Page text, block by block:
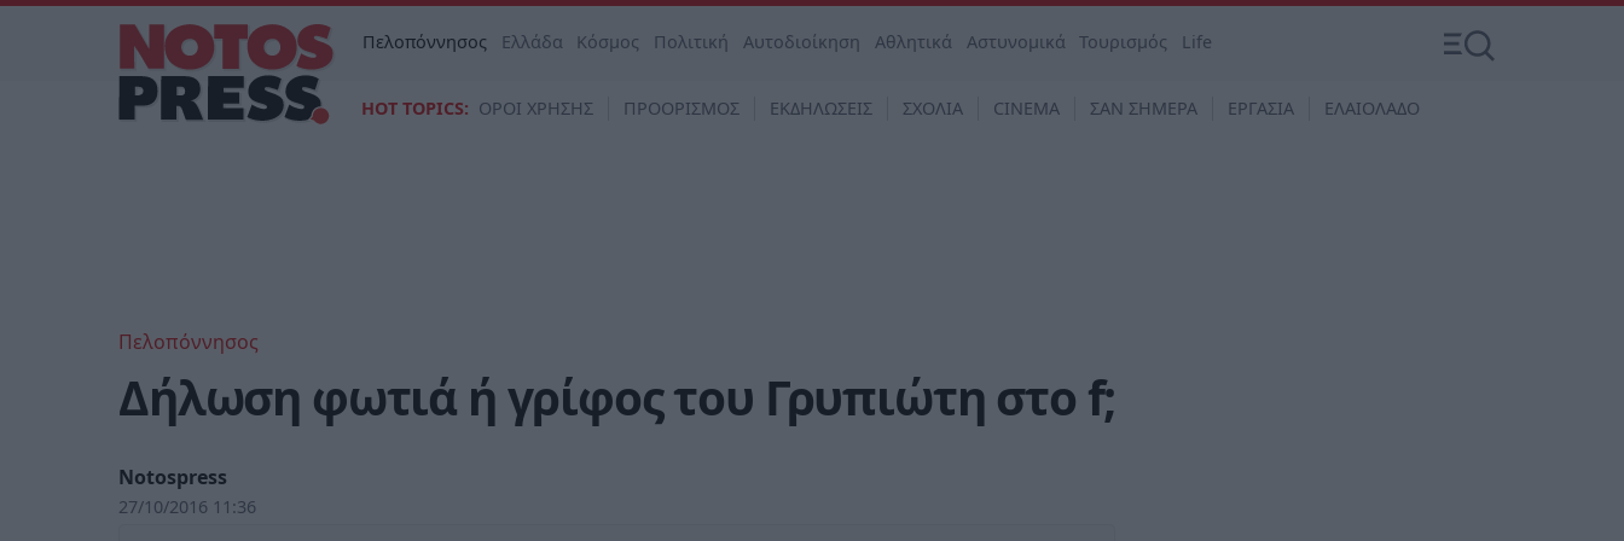
Πελοπόννησος Ελλάδα Κόσμος Πολιτική Αυτοδιοίκηση Αθλητικά Αστυνομικά Τουρισμός Life
HOT TOPICS: ΟΡΟΙ ΧΡΗΣΗΣ ΠΡΟΟΡΙΣΜΟΣ ΕΚΔΗΛΩΣΕΙΣ ΣΧΟΛΙΑ CINEMA ΣΑΝ ΣΗΜΕΡΑ ΕΡΓΑΣΙΑ ΕΛΑΙΟΛΑΔΟ
Πελοπόννησος
Δήλωση φωτιά ή γρίφος του Γρυπιώτη στο f;
Notospress
27/10/2016 11:36